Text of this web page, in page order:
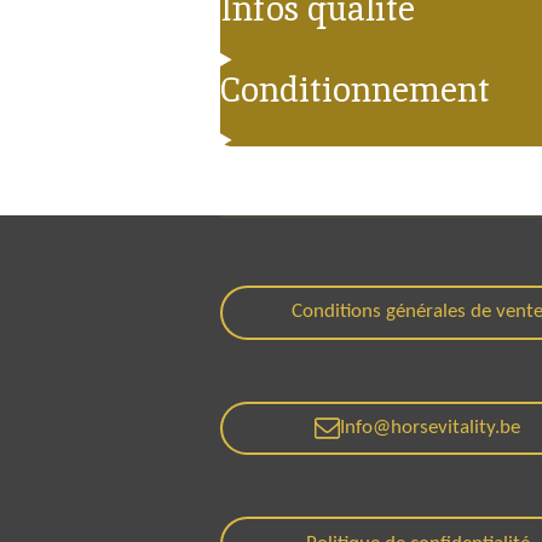
Conditionnement
Conditions générales de
Info@horsevitality.be